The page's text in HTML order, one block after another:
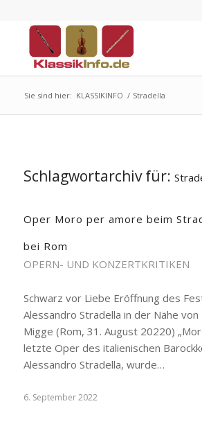
Sie sind hier: KLASSIKINFO / Stradella
Schlagwortarchiv für:
Oper Moro per amore beim
bei Rom
OPERN- UND KONZERTKRITIKEN
Schwarz vor Liebe Eröffnung des
Alessandro Stradella in der Nähe von
Migge (Rom, 31. August 20220)
letzte Oper des italienischen
Alessandro Stradella, wurde…
6. September 2022